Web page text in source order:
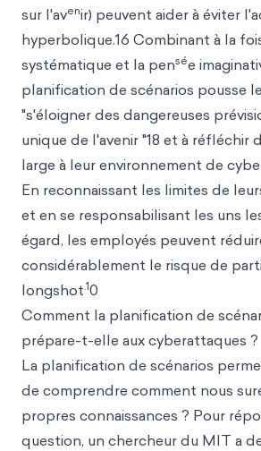
sur l'avenir) peuvent aider à éviter
hyperbolique.16 Combinant à la
systématique et la pensée
planification de scénarios pousse
"s'éloigner des dangereuses
unique de l'avenir "18 et à réfléchir
large à leur environnement de
En reconnaissant les limites de
et en se responsabilisant les uns
égard, les employés peuvent
considérablement le risque de
longshot.10
Comment la planification de
prépare-t-elle aux cyberattaques ?
La planification de scénarios
de comprendre comment nous
propres connaissances ? Pour
question, un chercheur du MIT a